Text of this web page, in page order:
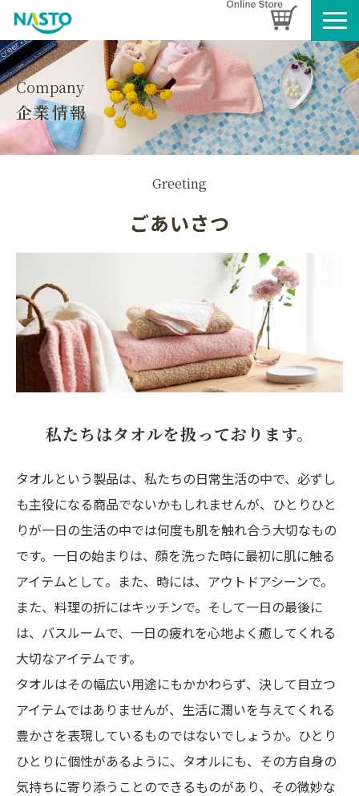
企業情報
製品情報
お知らせ
ブログ
SDGsへの取り組み
Company
企業情報
Greeting
ごあいさつ
私たちはタオルを扱っております。
タオルという製品は、私たちの日常生活の中で、必ずし
も主役になる商品でないかもしれませんが、ひとりひと
りが一日の生活の中では何度も肌を触れ合う大切なもの
です。一日の始まりは、顔を洗った時に最初に肌に触る
アイテムとして。また、時には、アウトドアシーンで。
また、料理の折にはキッチンで。そして一日の最後に
は、バスルームで、一日の疲れを心地よく癒してくれる
大切なアイテムです。
タオルはその幅広い用途にもかかわらず、決して目立つ
アイテムではありませんが、生活に潤いを与えてくれる
豊かさを表現しているものではないでしょうか。ひとり
ひとりに個性があるように、タオルにも、その方自身の
気持ちに寄り添うことのできるものがあり、その微妙な